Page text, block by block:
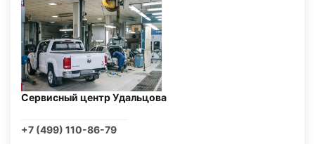
Сервисный центр Удальцова
+7 (499) 110-86-79